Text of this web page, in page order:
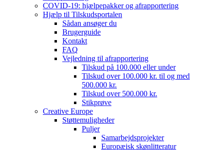
COVID-19: hjælpepakker og afrapportering
Hjælp til Tilskudsportalen
Sådan ansøger du
Brugerguide
Kontakt
FAQ
Vejledning til afrapportering
Tilskud på 100.000 eller under
Tilskud over 100.000 kr. til og med
500.000 kr.
Tilskud over 500.000 kr.
Stikprøve
Creative Europe
Støttemuligheder
Puljer
Samarbejdsprojekter
Europæisk skønlitteratur